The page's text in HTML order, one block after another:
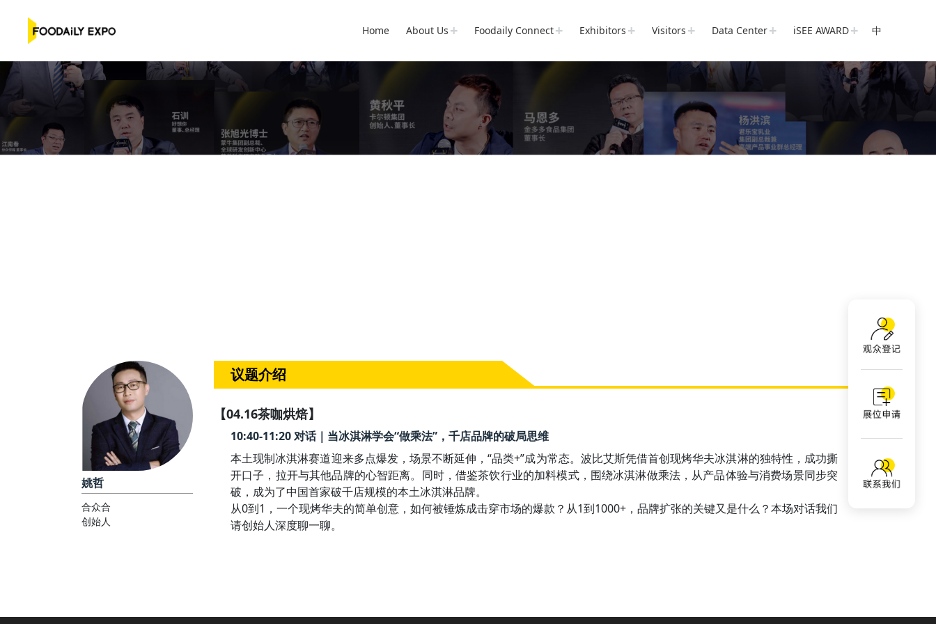
Home About Us Foodaily Connect Exhibitors Visitors Data Center iSEE AWARD 中
姚哲
合众合
创始人
议题介绍
【04.16茶咖烘焙】
10:40-11:20 对话｜当冰淇淋学会“做乘法”，千店品牌的破局思维
本土现制冰淇淋赛道迎来多点爆发，场景不断延伸，“品类+”成为常态。波比艾斯凭借首创现烤华夫冰淇淋的独特性，成功撕
开口子，拉开与其他品牌的心智距离。同时，借鉴茶饮行业的加料模式，围绕冰淇淋做乘法，从产品体验与消费场景同步突
破，成为了中国首家破千店规模的本土冰淇淋品牌。
从0到1，一个现烤华夫的简单创意，如何被锤炼成击穿市场的爆款？从1到1000+，品牌扩张的关键又是什么？本场对话我们
请创始人深度聊一聊。